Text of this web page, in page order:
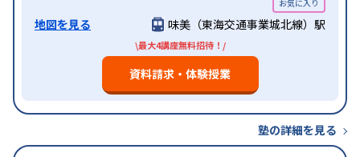
地図を見る 味美（東海交通事業城北線）駅
\最大4講座無料招待！/
資料請求・体験授業
塾の詳細を見る